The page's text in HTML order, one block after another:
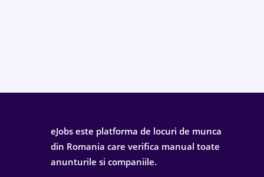
eJobs este platforma de locuri de munca
din Romania care verifica manual toate
anunturile si companiile.